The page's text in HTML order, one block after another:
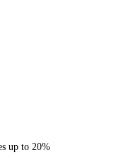
up to 20%